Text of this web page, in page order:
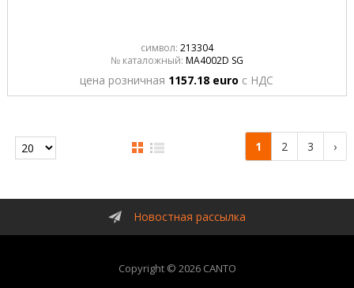
символ: 213304
№ каталожный: MA4002D SG
цена розничная 1157.18 euro с НДС
1 2 3 ›
Новостная рассылка
Copyright © 2026 CANTO